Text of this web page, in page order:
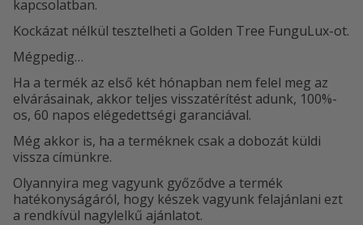
kapcsolatban.
Kockázat nélkül tesztelheti a Golden Tree FunguLux-ot.
Mégpedig…
Ha a termék az első két hónapban nem felel meg az
elvárásainak, akkor teljes visszatérítést adunk, 100%-
os, 60 napos elégedettségi garanciával.
Még akkor is, ha a terméknek csak a dobozát küldi
vissza címünkre.
Olyannyira meg vagyunk győződve a termék
hatékonyságáról, hogy készek vagyunk felajánlani ezt
a rendkívül nagylelkű ajánlatot.